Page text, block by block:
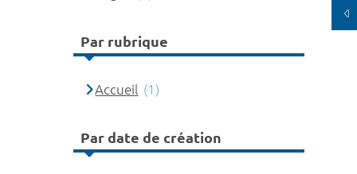
Par rubrique
Accueil (1)
Par date de création